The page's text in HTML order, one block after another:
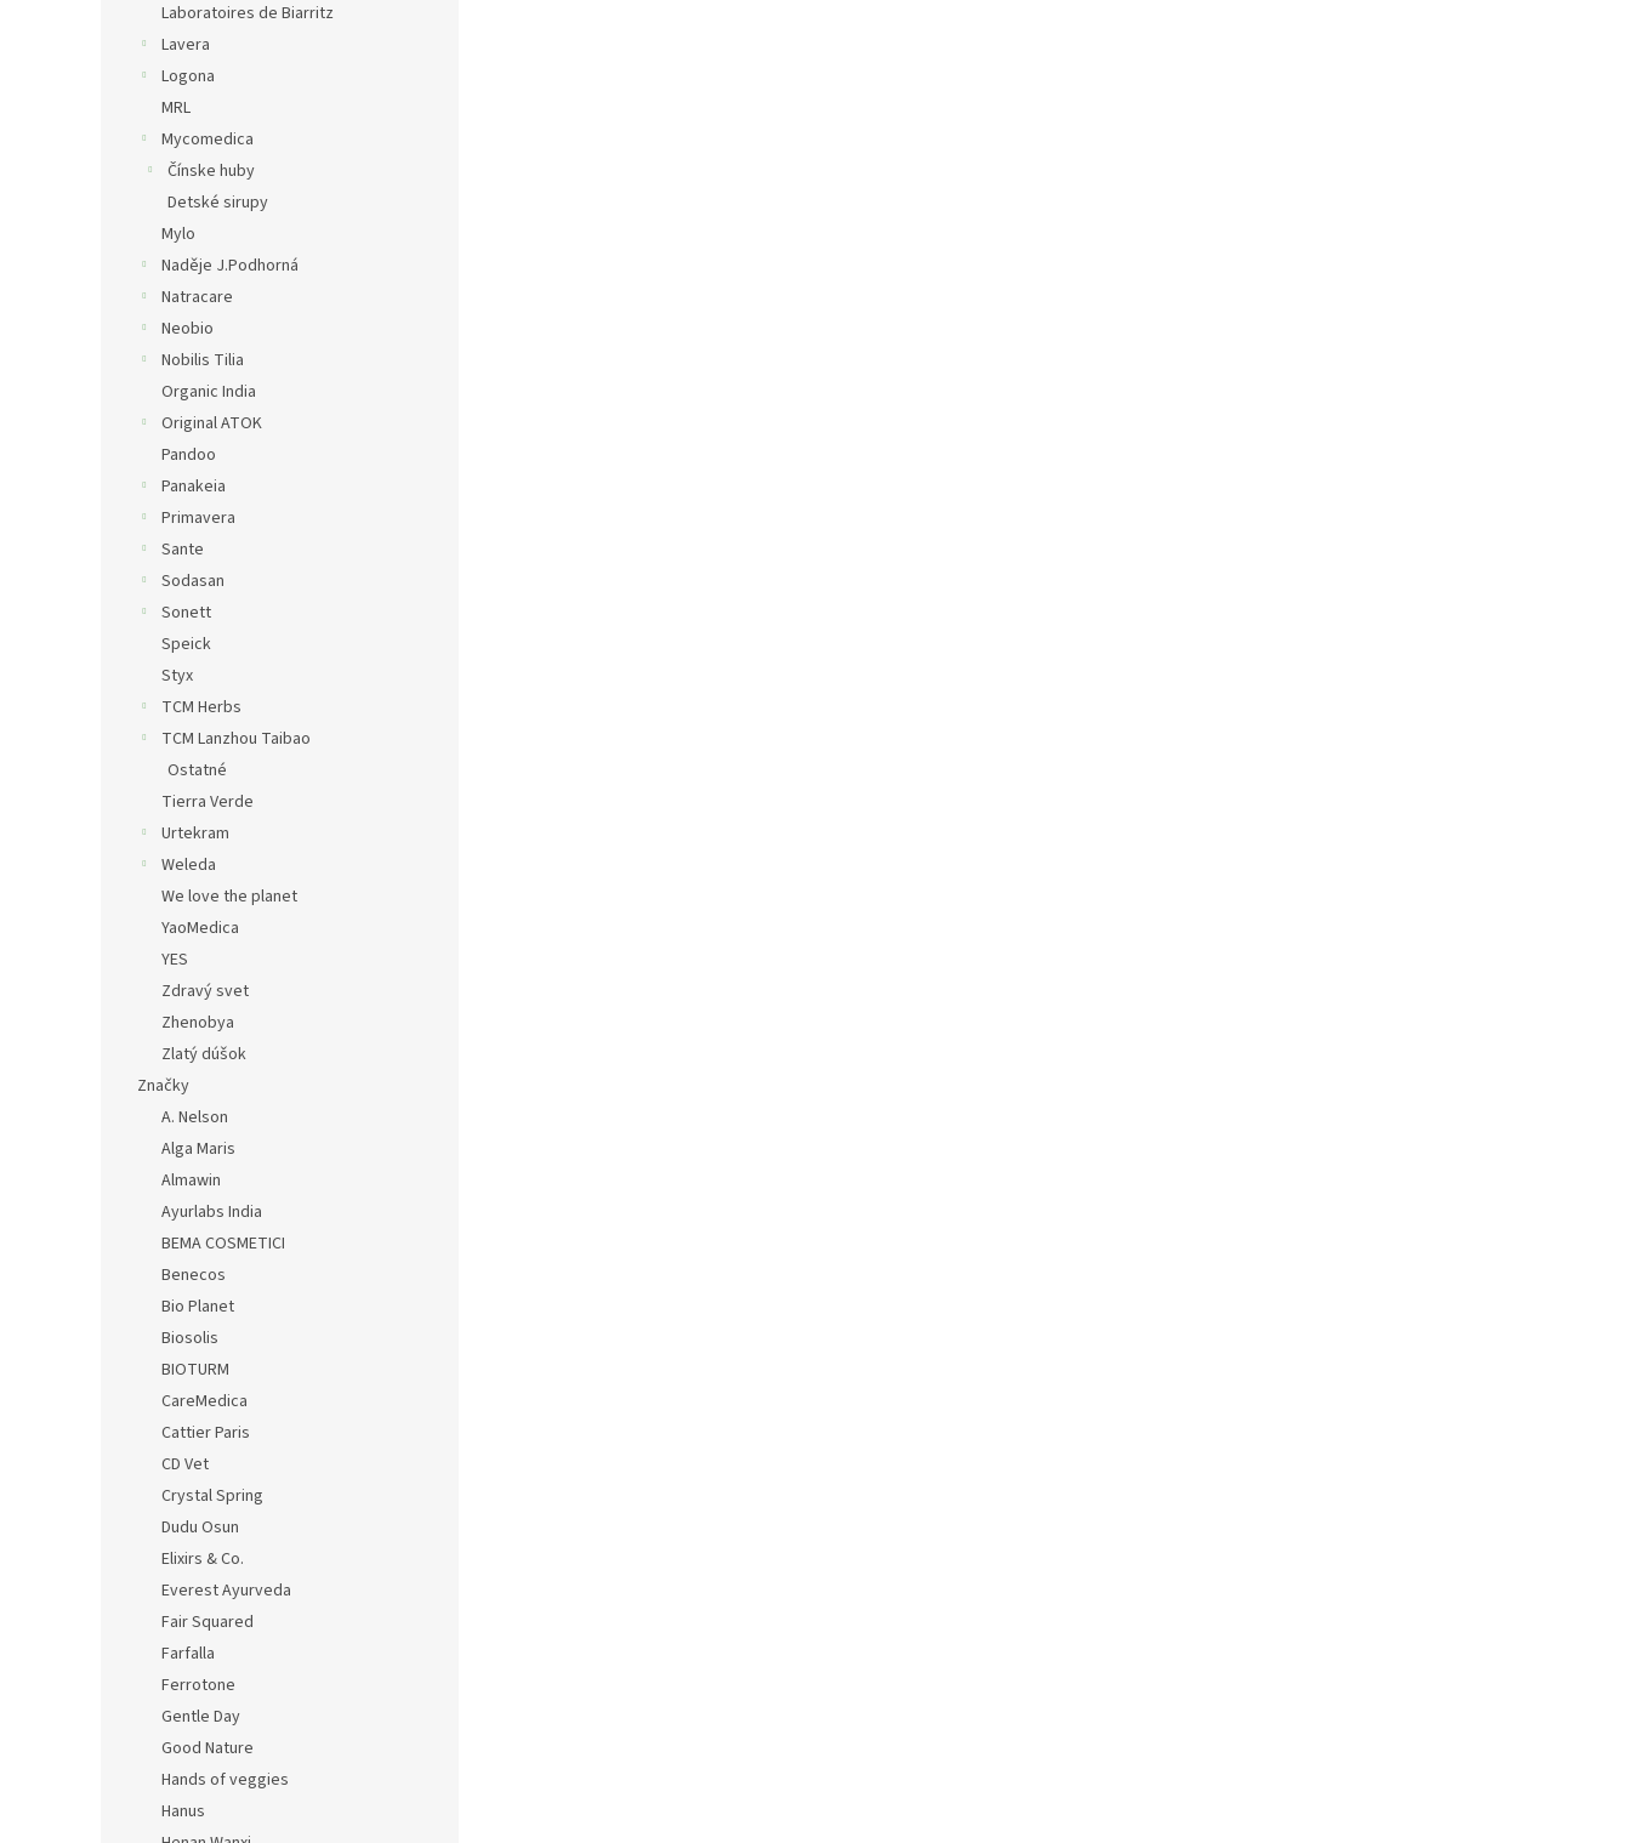
Laboratoires de Biarritz
Lavera
Logona
MRL
Mycomedica
Čínske huby
Detské sirupy
Mylo
Naděje J.Podhorná
Natracare
Neobio
Nobilis Tilia
Organic India
Original ATOK
Pandoo
Panakeia
Primavera
Sante
Sodasan
Sonett
Speick
Styx
TCM Herbs
TCM Lanzhou Taibao
Ostatné
Tierra Verde
Urtekram
Weleda
We love the planet
YaoMedica
YES
Zdravý svet
Zhenobya
Zlatý dúšok
Značky
A. Nelson
Alga Maris
Almawin
Ayurlabs India
BEMA COSMETICI
Benecos
Bio Planet
Biosolis
BIOTURM
CareMedica
Cattier Paris
CD Vet
Crystal Spring
Dudu Osun
Elixirs & Co.
Everest Ayurveda
Fair Squared
Farfalla
Ferrotone
Gentle Day
Good Nature
Hands of veggies
Hanus